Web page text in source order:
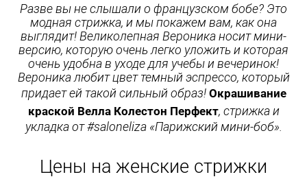
Разве вы не слышали о французском бобе? Это
модная стрижка, и мы покажем вам, как она
выглядит! Великолепная Вероника носит мини-
версию, которую очень легко уложить и которая
очень удобна в уходе для учебы и вечеринок!
Вероника любит цвет темный эспрессо, который
придает ей такой сильный образ! Окрашивание
краской Велла Колестон Перфект, стрижка и
укладка от #saloneliza «Парижский мини-боб».
Цены на женские стрижки